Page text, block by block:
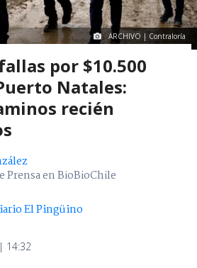
ARCHIVO | Contraloría
por $10.500
Natales:
recién
Prensa en BioBioChile
El Pingüino
14:32